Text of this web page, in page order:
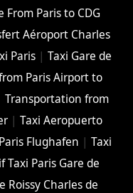
From Paris to CDG
Aéroport Charles
Paris| Taxi Gare de
Paris Airport to
Transportation from
|Taxi Aeropuerto
Flughafen |Taxi
Taxi Paris Gare de
Roissy Charles de